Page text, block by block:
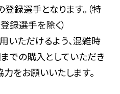
録選手となります。（特
録選手を除く）
いただけるよう、混雑時
での購入としていただき
力をお願いいたします。